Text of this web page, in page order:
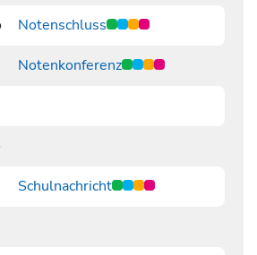
Notenschluss
Notenkonferenz
Schulnachricht